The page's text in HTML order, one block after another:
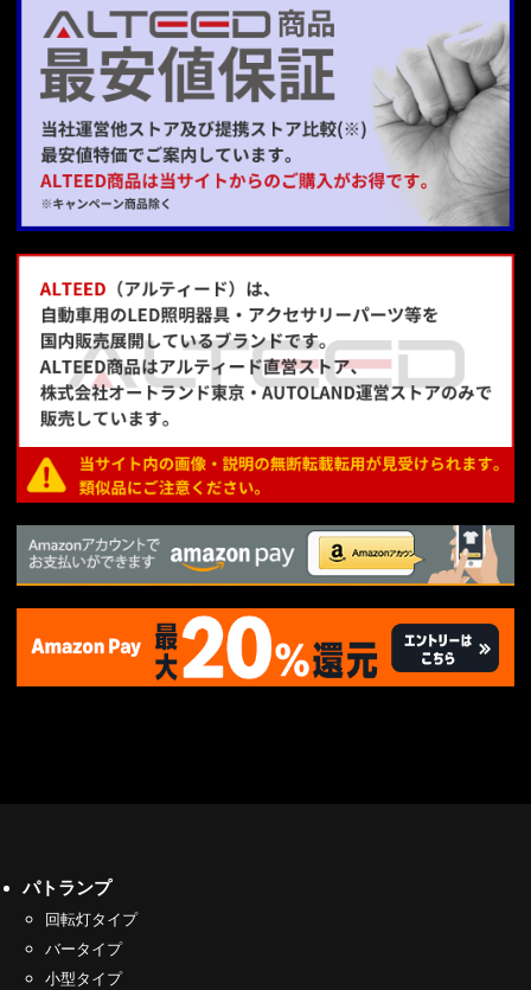
パトランプ
回転灯タイプ
バータイプ
小型タイプ